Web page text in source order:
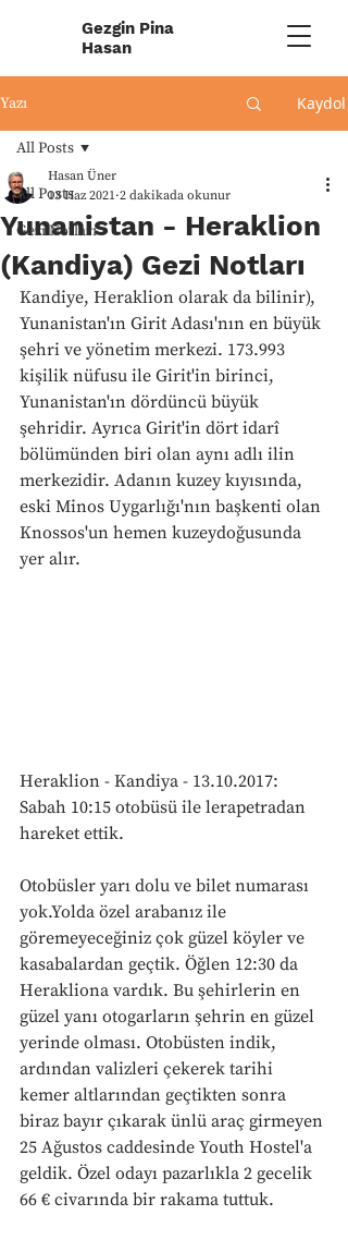
Gezgin Pina
Hasan
Yazı Kaydol
All Posts
Gezi Notları
All Posts
Yunanistan - Heraklion
(Kandiya) Gezi Notları
Hasan Üner
13 Haz 2021 2 dakikada okunur
Kandiye, Heraklion olarak da bilinir),
Yunanistan'ın Girit Adası'nın en büyük
şehri ve yönetim merkezi. 173.993
kişilik nüfusu ile Girit'in birinci,
Yunanistan'ın dördüncü büyük
şehridir. Ayrıca Girit'in dört idarî
bölümünden biri olan aynı adlı ilin
merkezidir. Adanın kuzey kıyısında,
eski Minos Uygarlığı'nın başkenti olan
Knossos'un hemen kuzeydoğusunda
yer alır.
Heraklion - Kandiya - 13.10.2017:
Sabah 10:15 otobüsü ile lerapetradan
hareket ettik.
Otobüsler yarı dolu ve bilet numarası
yok.Yolda özel arabanız ile
göremeyeceğiniz çok güzel köyler ve
kasabalardan geçtik. Öğlen 12:30 da
Herakliona vardık. Bu şehirlerin en
güzel yanı otogarların şehrin en güzel
yerinde olması. Otobüsten indik,
ardından valizleri çekerek tarihi
kemer altlarından geçtikten sonra
biraz bayır çıkarak ünlü araç girmeyen
25 Ağustos caddesinde Youth Hostel'a
geldik. Özel odayı pazarlıkla 2 gecelik
66 € civarında bir rakama tuttuk.